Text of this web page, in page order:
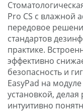
Pro CS с влажной
передовое
стандартов
практике.
эффективно
безопасность и
EasyPad на
установкой, делая
интуитивно